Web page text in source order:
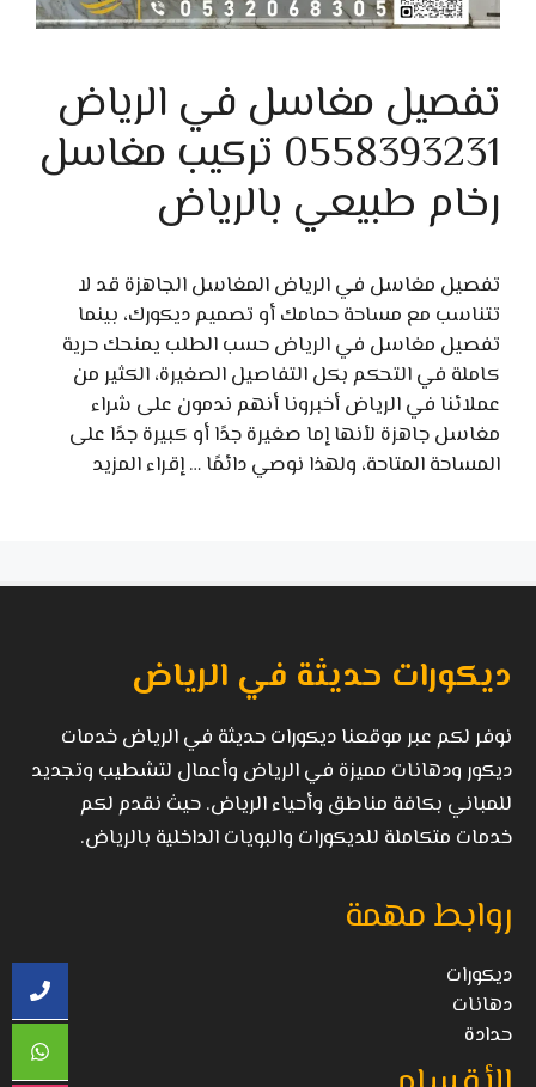
تفصيل مغاسل في الرياض
0558393231 تركيب مغاسل
رخام طبيعي بالرياض
تفصيل مغاسل في الرياض المغاسل الجاهزة قد لا
تتناسب مع مساحة حمامك أو تصميم ديكورك، بينما
تفصيل مغاسل في الرياض حسب الطلب يمنحك حرية
كاملة في التحكم بكل التفاصيل الصغيرة، الكثير من
عملائنا في الرياض أخبرونا أنهم ندمون على شراء
مغاسل جاهزة لأنها إما صغيرة جدًا أو كبيرة جدًا على
المساحة المتاحة، ولهذا نوصي دائمًا …إقراء المزيد
ديكورات حديثة في الرياض
نوفر لكم عبر موقعنا ديكورات حديثة في الرياض خدمات
ديكور ودهانات مميزة في الرياض وأعمال لتشطيب وتجديد
للمباني بكافة مناطق وأحياء الرياض. حيث نقدم لكم
خدمات متكاملة للديكورات والبويات الداخلية بالرياض.
روابط مهمة
ديكورات
دهانات
حدادة